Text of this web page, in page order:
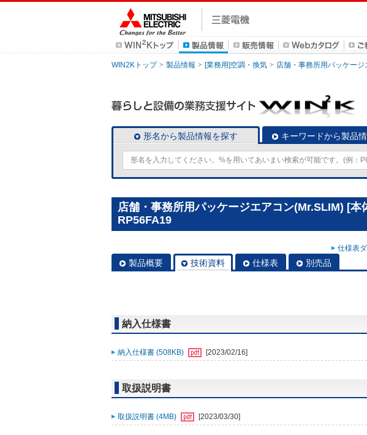
WIN2Kトップ 製品情報 [業務用]空調・換気 店舗・事務所用パッケージ
形名から製品情報を探す キーワードから製品
店舗・事務所用パッケージエアコン(Mr.SLIM) [
RP56FA19
仕様表
製品概要 技術資料 仕様表 別売品
納入仕様書
納入仕様書 (508KB) [2023/02/16]
取扱説明書
取扱説明書 (4MB) [2023/03/30]